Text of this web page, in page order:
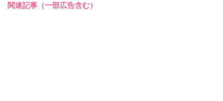
関連記事（一部広告含む）